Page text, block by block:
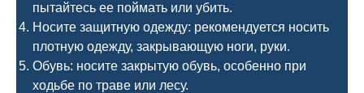
пытайтесь ее поймать или убить.
Носите защитную одежду: рекомендуется носить
плотную одежду, закрывающую ноги, руки.
Обувь: носите закрытую обувь, особенно при
ходьбе по траве или лесу.